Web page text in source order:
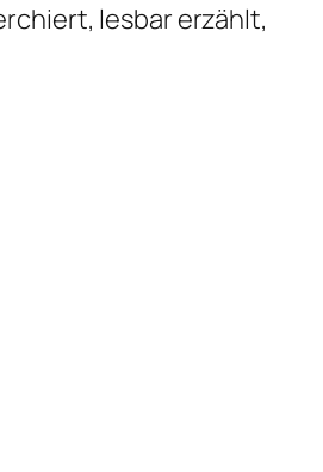
lesbar erzählt,